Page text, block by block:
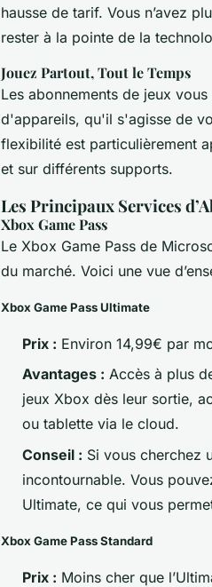
hausse de tarif. Vous n’avez
rester à la pointe de la
Jouez Partout, Tout le Temps
Les abonnements de jeux
d'appareils, qu'il s'agisse de
flexibilité est particulièrement
et sur différents supports.
Les Principaux Services
Xbox Game Pass
Le Xbox Game Pass de
du marché. Voici une vue
Xbox Game Pass Ultimate
Prix : Environ 14,99€ par
Avantages : Accès à plus
jeux Xbox dès leur sortie,
ou tablette via le cloud.
Conseil : Si vous cherchez
incontournable. Vous
Ultimate, ce qui vous
Xbox Game Pass Standard
Prix : Moins cher que